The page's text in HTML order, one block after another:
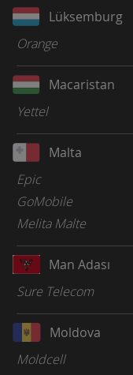
Lüksemburg
Orange
Macaristan
Yettel
Malta
Epic
GoMobile
Melita Malte
Man Adası
Sure Telecom
Moldova
Moldcell